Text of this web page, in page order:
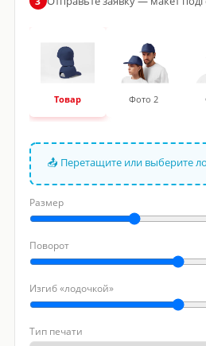
Товар Фото 2
📤 Перетащите или выберите
Размер
Поворот
Изгиб «лодочкой»
Тип печати